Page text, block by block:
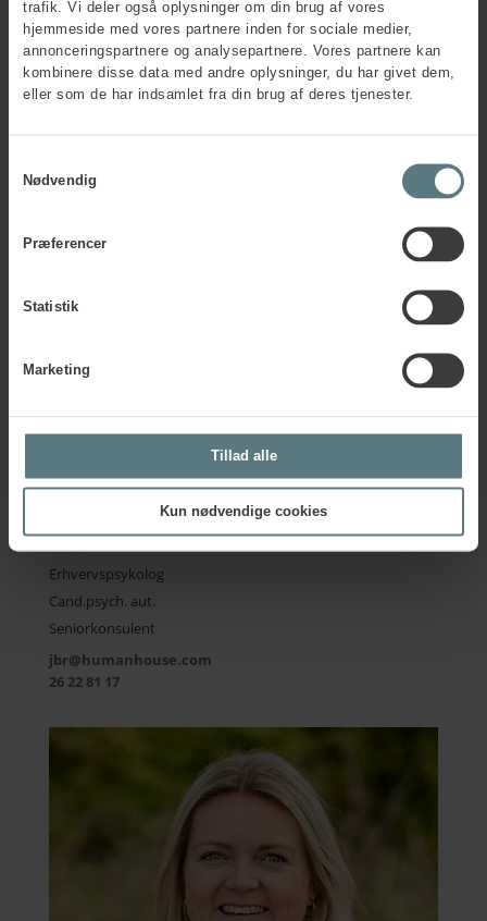
trafik. Vi deler også oplysninger om din brug af vores
hjemmeside med vores partnere inden for sociale medier,
annonceringspartnere og analysepartnere. Vores partnere kan
kombinere disse data med andre oplysninger, du har givet dem,
eller som de har indsamlet fra din brug af deres tjenester.
Nødvendig
Præferencer
Statistik
Marketing
Tillad alle
Kun nødvendige cookies
Har du spørgsmål?
Jakob Bjarnø Nissen
Erhvervspsykolog
Cand.psych. aut.
Seniorkonsulent
jbr@humanhouse.com
26 22 81 17